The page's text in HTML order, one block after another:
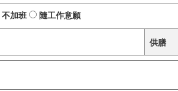
不加班 隨工作意願
供膳